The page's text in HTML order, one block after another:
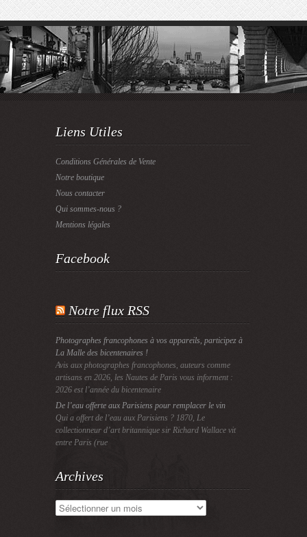
Liens Utiles
Conditions Générales de Vente
Notre boutique
Nous contacter
Qui sommes-nous ?
Mentions légales
Facebook
Notre flux RSS
Photographes francophones à vos appareils, participez à
La Malle des bicentenaires !
Avis aux photographes francophones, auteurs comme
artisans en 2026, les Nautes de Paris vous informent :
2026 est l’année du bicentenaire
De l’eau offerte aux Parisiens pour remplacer le vin
Qui a offert de l’eau aux Parisiens ? 1870, Le
collectionneur d’art britannique sir Richard Wallace vit
entre Paris (rue
Archives
Archives